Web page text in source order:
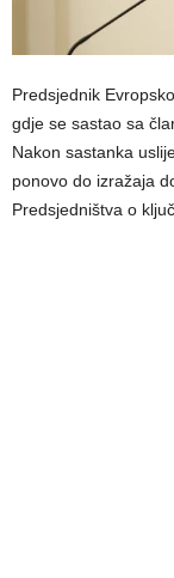
Predsjednik
gdje se sastao sa
Nakon sastanka
ponovo do izražaja
Predsjedništva o